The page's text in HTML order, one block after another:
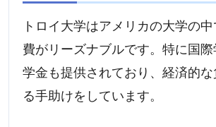
トロイ大学はアメリカの大学の
費がリーズナブルです。特に国
学金も提供されており、経済的
る手助けをしています。